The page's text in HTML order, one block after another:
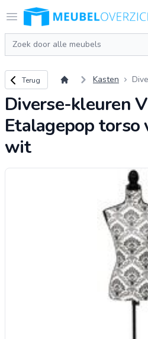
Open menu
Logo Meubeloverzicht.nl
Zoeken
Terug naar overzicht
Terug Kasten
Diverse-kleuren
Etalagepop
wit